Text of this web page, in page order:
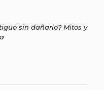
sin dañarlo? Mitos y